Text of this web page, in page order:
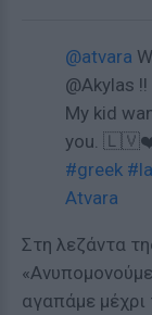
@atvara
@Akylas
My kid
you.
#greek
Atvara
Στη λεζάντα
αγαπάμε μέχρι